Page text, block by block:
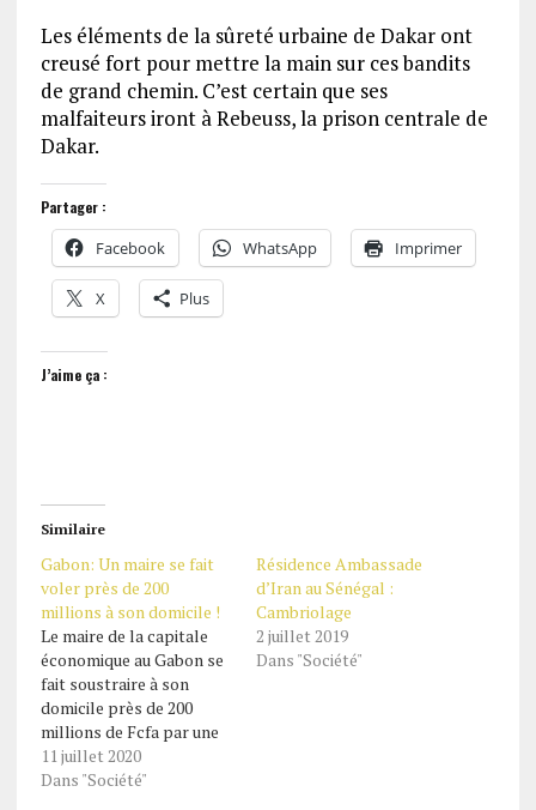
Les éléments de la sûreté urbaine de Dakar ont
creusé fort pour mettre la main sur ces bandits
de grand chemin. C’est certain que ses
malfaiteurs iront à Rebeuss, la prison centrale de
Dakar.
Partager :
Facebook WhatsApp Imprimer
X Plus
J’aime ça :
Similaire
Gabon: Un maire se fait
voler près de 200
millions à son domicile !
Le maire de la capitale
économique au Gabon se
fait soustraire à son
domicile près de 200
millions de Fcfa par une
bande de malfaiteurs. Ses
bandits composés entre
11 juillet 2020
Dans "Société"
Résidence Ambassade
d’Iran au Sénégal :
Cambriolage
2 juillet 2019
Dans "Société"